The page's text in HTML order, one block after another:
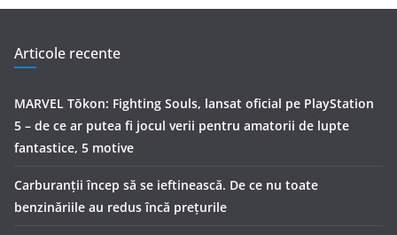
Articole recente
MARVEL Tōkon: Fighting Souls, lansat oficial pe PlayStation
5 – de ce ar putea fi jocul verii pentru amatorii de lupte
fantastice, 5 motive
Carburanții încep să se ieftinească. De ce nu toate
benzinăriile au redus încă prețurile